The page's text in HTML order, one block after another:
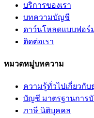
บริการของเรา
บทความบัญชี
ดาว์นโหลดแบบฟอร์
ติดต่อเรา
หมวดหมู่บทความ
ความรู้ทั่วไปเกี่ยวกับ
บัญชี มาตรฐานการ
ภาษี นิติบุคคล